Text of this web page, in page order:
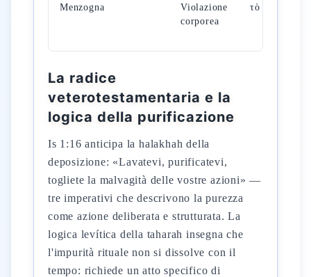
Menzogna
Violazione
corporea
τὸ ψεῦδος
La radice
veterotestamentaria e la
logica della purificazione
Is 1:16 anticipa la halakhah della
deposizione: «Lavatevi, purificatevi,
togliete la malvagità delle vostre azioni» —
tre imperativi che descrivono la purezza
come azione deliberata e strutturata. La
logica levítica della taharah insegna che
l'impurità rituale non si dissolve con il
tempo: richiede un atto specifico di